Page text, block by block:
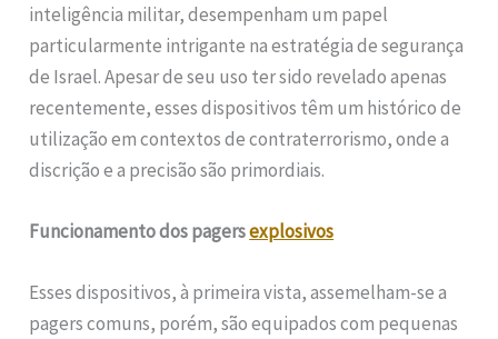
inteligência militar, desempenham um papel
particularmente intrigante na estratégia de segurança
de Israel. Apesar de seu uso ter sido revelado apenas
recentemente, esses dispositivos têm um histórico de
utilização em contextos de contraterrorismo, onde a
discrição e a precisão são primordiais.
Funcionamento dos pagersexplosivos
Esses dispositivos, à primeira vista, assemelham-se a
pagers comuns, porém, são equipados com pequenas